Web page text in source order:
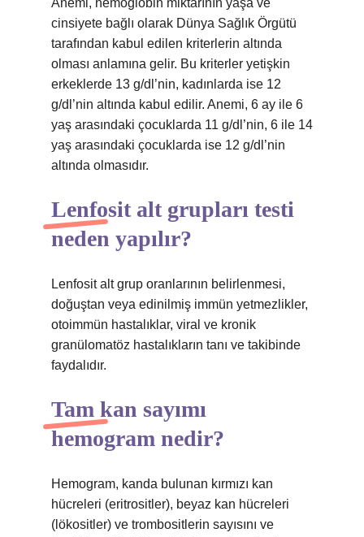
Anemi, hemoglobin miktarının yaşa ve
cinsiyete bağlı olarak Dünya Sağlık Örgütü
tarafından kabul edilen kriterlerin altında
olması anlamına gelir. Bu kriterler yetişkin
erkeklerde 13 g/dl’nin, kadınlarda ise 12
g/dl’nin altında kabul edilir. Anemi, 6 ay ile 6
yaş arasındaki çocuklarda 11 g/dl’nin, 6 ile 14
yaş arasındaki çocuklarda ise 12 g/dl’nin
altında olmasıdır.
Lenfosit alt grupları testi
neden yapılır?
Lenfosit alt grup oranlarının belirlenmesi,
doğuştan veya edinilmiş immün yetmezlikler,
otoimmün hastalıklar, viral ve kronik
granülomatöz hastalıkların tanı ve takibinde
faydalıdır.
Tam kan sayımı
hemogram nedir?
Hemogram, kanda bulunan kırmızı kan
hücreleri (eritrositler), beyaz kan hücreleri
(lökositler) ve trombositlerin sayısını ve